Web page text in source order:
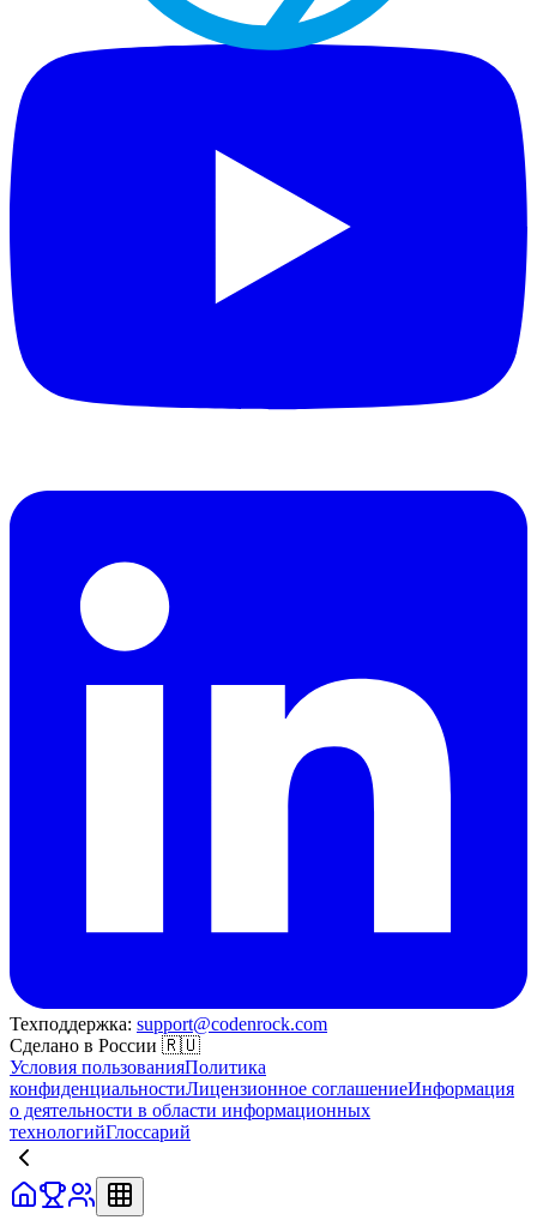
Техподдержка: support@codenrock.com
Сделано в России 🇷🇺
Условия пользованияПолитика
конфиденциальностиЛицензионное соглашениеИнформация
о деятельности в области информационных
технологийГлоссарий